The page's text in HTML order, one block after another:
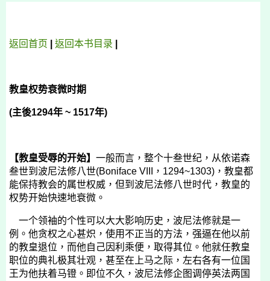
返回首页 返回本书目录
教皇权势衰微时期
(主後1294年 ~ 1517年)
【教皇受辱的开始】 一般而言，整个十叁世纪，从依诺森
叁世到波尼法修八世(Boniface VIII ， 1294~1303) ，教皇都
能保持教会的属世权威，但到波尼法修八世时代，教皇的
权势开始快速地衰微。
一个领袖的个性可以大大影响历史，波尼法修就是一
例。他贪权之心甚炽，使用不正当的方法，强逼在他以前
的教皇退位，而他自己因利乘便，取得其位。他就任教皇
职位的典礼极其壮观，甚至在上马之际，左右各有一位国
王为他扶着马镫。即位不久，波尼法修企图调停英法两国